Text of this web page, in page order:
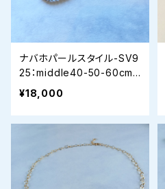
ナバホパールスタイル-SV9
25：middle40-50-60cm
3mmボールチェーンネック
レス
¥18,000